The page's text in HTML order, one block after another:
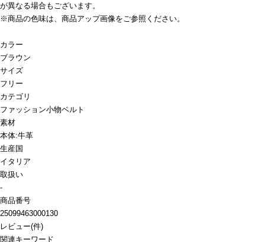
が異なる場合もございます。
※商品の色味は、商品アップ画像をご参照ください。
カラー
ブラウン
サイズ
フリー
カテゴリ
ファッション小物ベルト
素材
本体:牛革
生産国
イタリア
取扱い
-
商品番号
25099463000130
レビュー(件)
関連キーワード